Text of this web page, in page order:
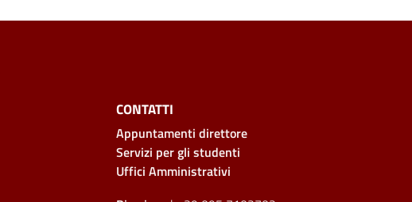
CONTATTI
Appuntamenti direttore
Servizi per gli studenti
Uffici Amministrativi